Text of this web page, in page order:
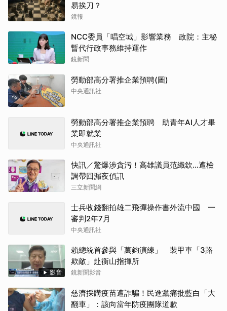
易挨刀？
鏡報
NCC委員「唱空城」影響業務 政院：主秘
暫代行政事務維持運作
鏡新聞
勞動部高分署推企業預聘(圖)
中央通訊社
勞動部高分署推企業預聘 助青年AI人才畢
業即就業
中央通訊社
快訊／驚爆涉貪污！高雄議員范織欽…遭檢
調帶回漏夜偵訊
三立新聞網
士兵收錢翻拍雄二飛彈操作書外流中國 一
審判2年7月
中央通訊社
影音
賴總統首參與「萬鈞演練」 裝甲車「3路
欺敵」赴衡山指揮所
鏡新聞影音
慈濟採購疫苗遭詐騙！民進黨痛批藍白「大
翻車」：該向當年防疫團隊道歉